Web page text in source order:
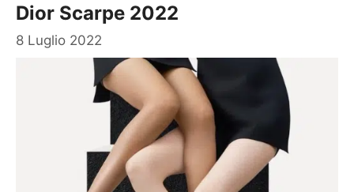
Dior Scarpe 2022
8 Luglio 2022